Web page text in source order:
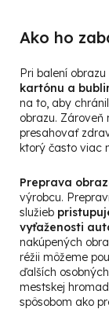
Ako ho
Pri balení
kartónu a
na to, aby
obrazu. Zároveň
presahovať
ktorý často viac
Preprava
výrobcu.
služieb
vyťaženosti
nakúpených
réžii môžeme
ďalších
mestskej
spôsobom ako